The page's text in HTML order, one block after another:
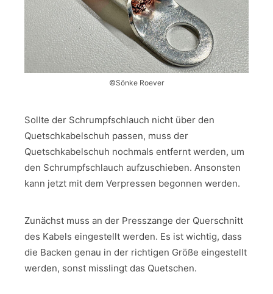
©Sönke Roever
Sollte der Schrumpfschlauch nicht über den
Quetschkabelschuh passen, muss der
Quetschkabelschuh nochmals entfernt werden, um
den Schrumpfschlauch aufzuschieben. Ansonsten
kann jetzt mit dem Verpressen begonnen werden.
Zunächst muss an der Presszange der Querschnitt
des Kabels eingestellt werden. Es ist wichtig, dass
die Backen genau in der richtigen Größe eingestellt
werden, sonst misslingt das Quetschen.